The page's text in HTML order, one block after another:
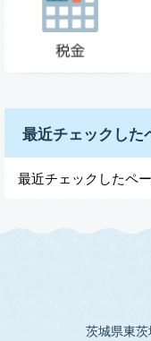
最近チェックした
最近チェックしたペ
茨城県東